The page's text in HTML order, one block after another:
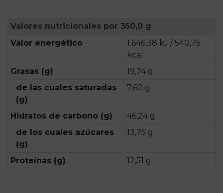
Valores nutricionales por 350,0 g
Valor energético
1.646,38 kJ / 540,75
kcal
Grasas (g)
19,74 g
de las cuales saturadas
(g)
7,60 g
Hidratos de carbono (g)
46,24 g
de los cuales azúcares
(g)
13,75 g
Proteínas (g) 12,51 g